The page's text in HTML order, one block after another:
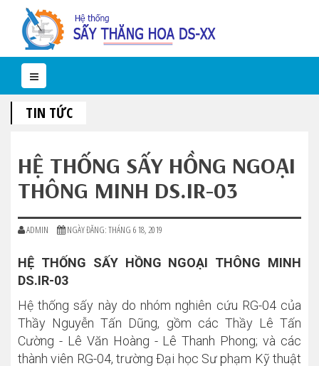
TIN TỨC
HỆ THỐNG SẤY HỒNG NGOẠI
THÔNG MINH DS.IR-03
ADMIN NGÀY ĐĂNG: THÁNG 6 18, 2019
HỆ THỐNG SẤY HỒNG NGOẠI THÔNG MINH
DS.IR-03
Hệ thống sấy này do nhóm nghiên cứu RG-04 của
Thầy Nguyễn Tấn Dũng, gồm các Thầy Lê Tấn
Cường - Lê Văn Hoàng - Lê Thanh Phong; và các
thành viên RG-04, trường Đại học Sư phạm Kỹ thuật